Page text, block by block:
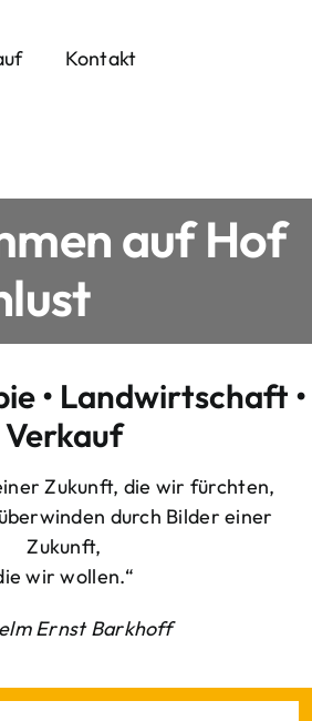
Kontakt
auf Hof
• Landwirtschaft •
Verkauf
Zukunft, die wir fürchten,
durch Bilder einer
Zukunft,
wir wollen.“
Ernst Barkhoff